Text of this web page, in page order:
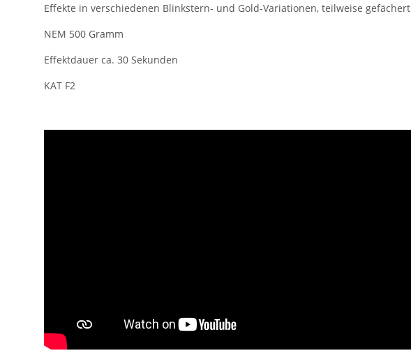
Effekte in verschiedenen Blinkstern- und Gold-Variationen, teilweise gefächert
NEM 500 Gramm
Effektdauer ca. 30 Sekunden
KAT F2